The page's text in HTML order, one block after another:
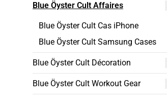
Blue Öyster Cult Affaires
Blue Öyster Cult Cas iPhone
Blue Öyster Cult Samsung Cases
Blue Öyster Cult Décoration
Blue Öyster Cult Workout Gear